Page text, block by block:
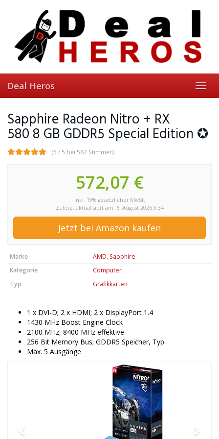
Deal Heros
Sapphire Radeon Nitro + RX
580 8 GB GDDR5 Special Edition ✪
(5 / 5 bei 587 Stimmen)
572,07 €
inkl. 19% gesetzlicher MwSt.
Zuletzt aktualisiert am: 6. August 2026 3:34
Jetzt bei Amazon kaufen
Marke AMD, Sapphire
Kategorie
Computer
Typ
Grafikkarten
1 x DVI-D; 2 x HDMI; 2 x DisplayPort 1.4
1430 MHz Boost Engine Clock
2100 MHz, 8400 MHz effektive
256 Bit Memory Bus; GDDR5 Speicher, Typ
Max. 5 Ausgänge